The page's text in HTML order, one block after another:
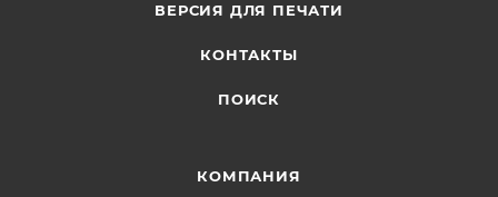
ВЕРСИЯ ДЛЯ ПЕЧАТИ
КОНТАКТЫ
ПОИСК
КОМПАНИЯ